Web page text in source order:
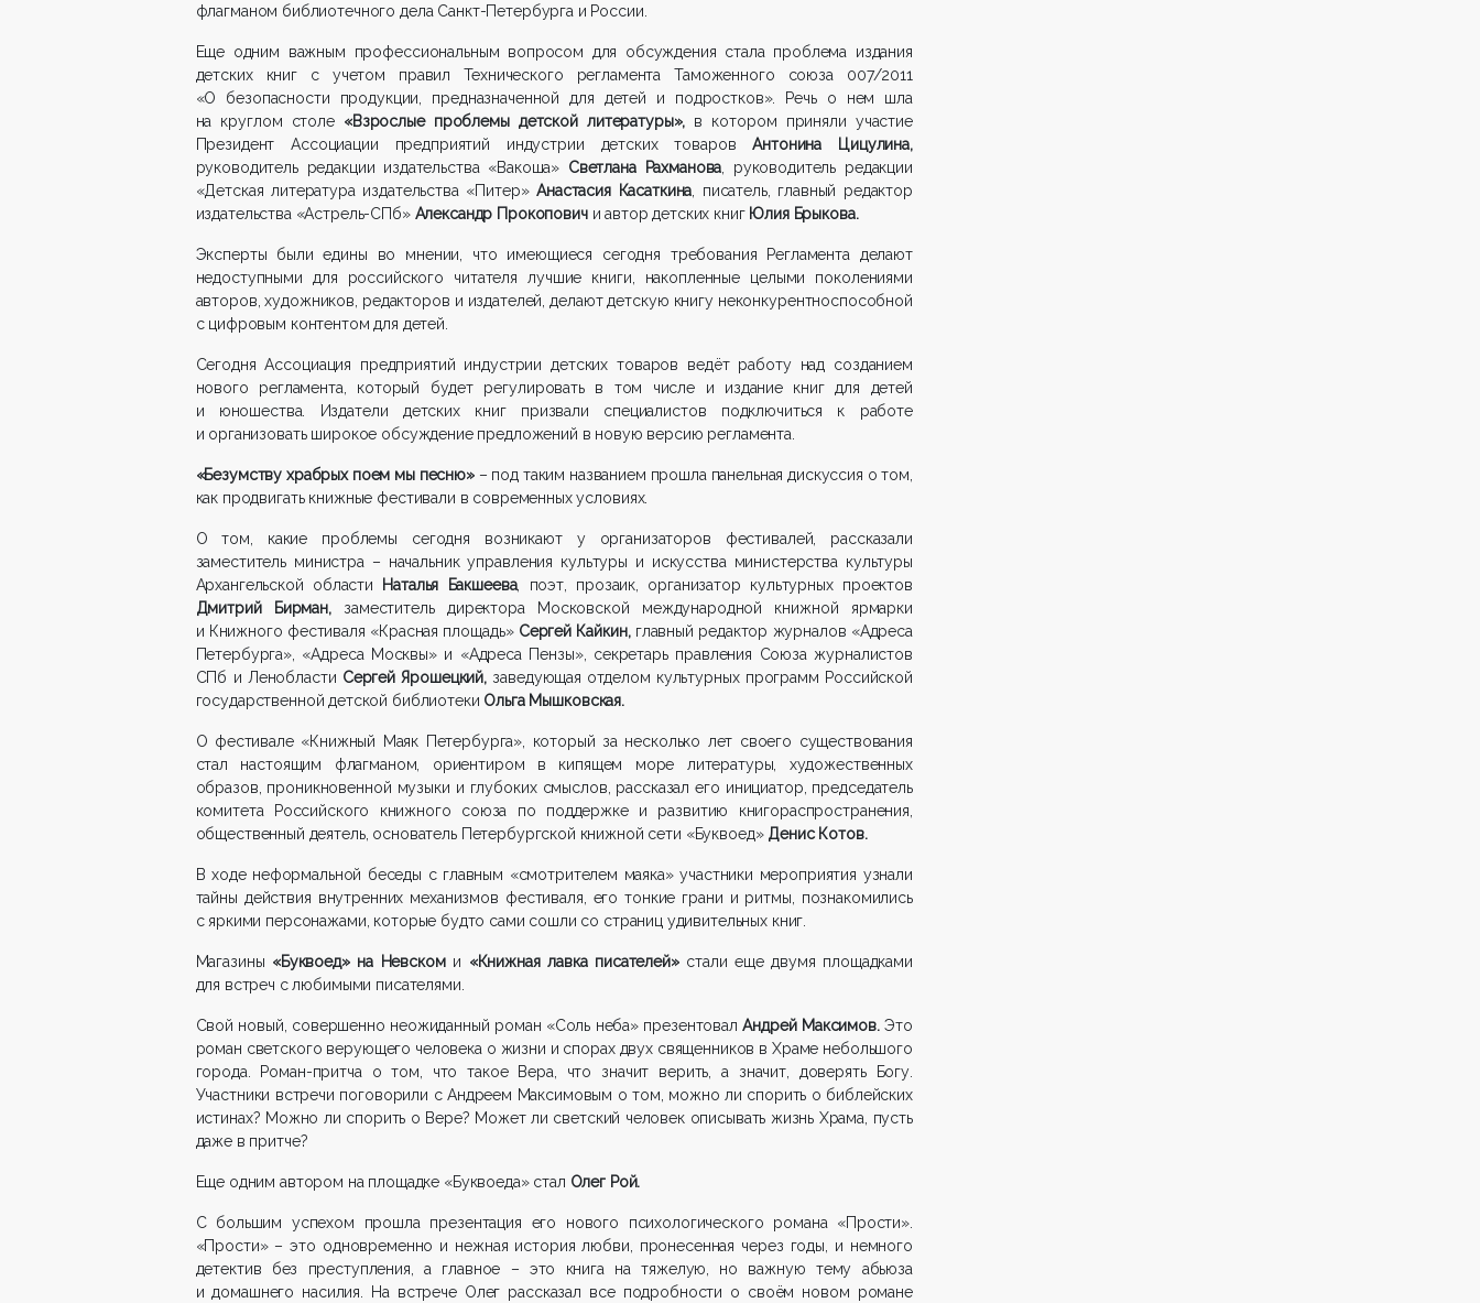
флагманом библиотечного дела Санкт-Петербурга и России.
Еще одним важным профессиональным вопросом для обсуждения стала проблема издания
детских книг с учетом правил Технического регламента Таможенного союза 007/2011
«О безопасности продукции, предназначенной для детей и подростков». Речь о нем шла
на круглом столе «Взрослые проблемы детской литературы», в котором приняли участие
Президент Ассоциации предприятий индустрии детских товаровАнтонина Цицулина,
руководитель редакции издательства «Вакоша» Светлана Рахманова , руководитель редакции
«Детская литература издательства «Питер»Анастасия Касаткина , писатель, главный редактор
издательства «Астрель-СПб» Александр Прокопович и автор детских книг Юлия Брыкова.
Эксперты были едины во мнении, что имеющиеся сегодня требования Регламента делают
недоступными для российского читателя лучшие книги, накопленные целыми поколениями
авторов, художников, редакторов и издателей, делают детскую книгу неконкурентноспособной
с цифровым контентом для детей.
Сегодня Ассоциация предприятий индустрии детских товаров ведёт работу над созданием
нового регламента, который будет регулировать в том числе и издание книг для детей
и юношества. Издатели детских книг призвали специалистов подключиться к работе
и организовать широкое обсуждение предложений в новую версию регламента.
«Безумству храбрых поем мы песню» – под таким названием прошла панельная дискуссия о том,
как продвигать книжные фестивали в современных условиях.
О том, какие проблемы сегодня возникают у организаторов фестивалей, рассказали
заместитель министра – начальник управления культуры и искусства министерства культуры
Архангельской области Наталья Бакшеева, поэт, прозаик, организатор культурных проектов
Дмитрий Бирман, заместитель
директора Московской международной книжной ярмарки
и Книжного фестиваля «Красная площадь» Сергей Кайкин, главный редактор журналов «Адреса
Петербурга», «Адреса Москвы» и «Адреса Пензы», секретарь правления Союза журналистов
СПб и Ленобласти Сергей Ярошецкий, заведующая отделом культурных программ Российской
государственной детской библиотеки Ольга Мышковская.
О фестивале «Книжный Маяк Петербурга», который за несколько лет своего существования
стал настоящим флагманом, ориентиром в кипящем море литературы, художественных
образов, проникновенной музыки и глубоких смыслов, рассказал его инициатор, председатель
комитета Российского книжного союза по поддержке и развитию книгораспространения,
общественный деятель, основатель Петербургской книжной сети «Буквоед» Денис Котов.
В ходе неформальной беседы с главным «смотрителем маяка» участники мероприятия узнали
тайны действия внутренних механизмов фестиваля, его тонкие грани и ритмы, познакомились
с яркими персонажами, которые будто сами сошли со страниц удивительных книг.
Магазины «Буквоед» на Невскоми «Книжная лавка писателей» стали еще двумя площадками
для встреч с любимыми писателями.
Свой новый, совершенно неожиданный роман «Соль неба» презентовалАндрей Максимов.Это
роман светского верующего человека о жизни и спорах двух священников в Храме небольшого
города. Роман-притча о том, что такое Вера, что значит верить, а значит, доверять Богу.
Участники встречи поговорили с Андреем Максимовым о том, можно ли спорить о библейских
истинах? Можно ли спорить о Вере? Может ли светский человек описывать жизнь Храма, пусть
даже в притче?
Еще одним автором на площадке «Буквоеда» стал Олег Рой.
С большим успехом прошла презентация его нового психологического романа «Прости».
«Прости» – это одновременно и нежная история любви, пронесенная через годы, и немного
детектив без преступления, а главное – это книга на тяжелую, но важную тему абьюза
и домашнего насилия. На встрече Олег рассказал все подробности о своём новом романе